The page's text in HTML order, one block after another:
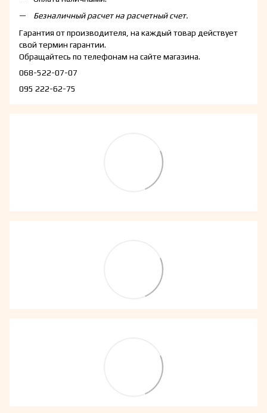
Безналичный расчет на расчетный счет.
Гарантия от производителя, на каждый товар действует
свой термин гарантии.
Обращайтесь по телефонам на сайте магазина.
068-522-07-07
095 222-62-75